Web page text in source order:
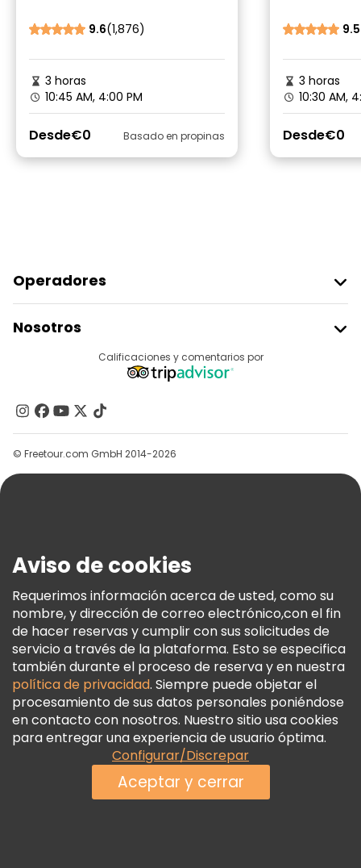
hechos modernos
9.6(1,876)
3 horas
10:45 AM, 4:00 PM
Desde€0 Basado en propinas
9.5
3 horas
10:30 AM,
Desde€0
Operadores
Acceder Como Proveedor
Programa De Afiliados
Nosotros
Contacto
Grupos
Ayuda
Términos E Información Legal
Política De Cookies
Freetour Premios
Programa De Fidelidad
Calificaciones y comentarios por
© Freetour.com GmbH 2014-2026
Aviso de cookies
Requerimos información acerca de usted, como su
nombre, y dirección de correo electrónico,con el fin
de hacer reservas y cumplir con sus solicitudes de
servicio a través de la plataforma. Esto se especifica
también durante el proceso de reserva y en nuestra
política de privacidad. Siempre puede objetar el
procesamiento de sus datos personales poniéndose
en contacto con nosotros. Nuestro sitio usa cookies
para entregar una experiencia de usuario óptima.
Configurar/Discrepar
Aceptar y cerrar